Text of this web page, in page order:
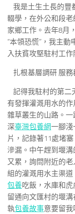
我是土生土長的豐
輟學，在外公和段
家鄉工作。去年8月
“本領恐慌”，我主
入扶貧攻堅駐村工作
扎根基層調研 服務
記得我駐村的第二
有發揮灌溉用水的
雜草叢生的山路。
深臺灣包養網一腳淺
片，記錄著11處堵
滲漏。中午趕到堰
又累，詢問附近的
組的灌溉用水主渠
包養吃飯，水庫和虎
留通向文匯村的堰
執包養故事意要留我